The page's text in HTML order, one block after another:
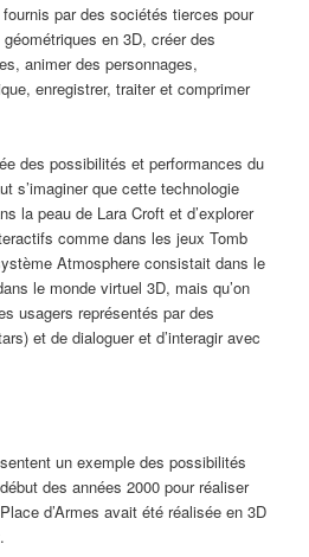
par des sociétés tierces pour
en 3D, créer des
animer des personnages,
enregistrer, traiter et comprimer
des possibilités et performances du
s’imaginer que cette technologie
la peau de Lara Croft et d’explorer
comme dans les jeux Tomb
Atmosphere consistait dans le
le monde virtuel 3D, mais qu’on
usagers représentés par des
et de dialoguer et d’interagir avec
un exemple des possibilités
des années 2000 pour réaliser
d’Armes avait été réalisée en 3D